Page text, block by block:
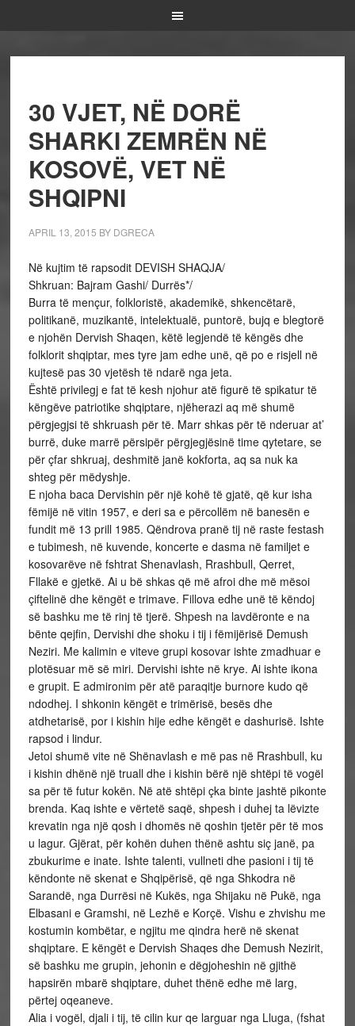
30 VJET, NË DORË
SHARKI ZEMRËN NË
KOSOVË, VET NË
SHQIPNI
APRIL 13, 2015 BY DGRECA
Në kujtim të rapsodit DEVISH SHAQJA/
Shkruan: Bajram Gashi/ Durrës*/
Burra të mençur, folkloristë, akademikë, shkencëtarë,
politikanë, muzikantë, intelektualë, puntorë, bujq e blegtorë
e njohën Dervish Shaqen, këtë legjendë të këngës dhe
folklorit shqiptar, mes tyre jam edhe unë, që po e risjell në
kujtesë pas 30 vjetësh të ndarë nga jeta.
Është privilegj e fat të kesh njohur atë figurë të spikatur të
këngëve patriotike shqiptare, njëherazi aq më shumë
përgjegjsi të shkruash për të. Marr shkas për të nderuar at’
burrë, duke marrë përsipër përgjegjësinë time qytetare, se
për çfar shkruaj, deshmitë janë kokforta, aq sa nuk ka
shteg për mëdyshje.
E njoha baca Dervishin për një kohë të gjatë, që kur isha
fëmijë në vitin 1957, e deri sa e përcollëm në banesën e
fundit më 13 prill 1985. Qëndrova pranë tij në raste festash
e tubimesh, në kuvende, koncerte e dasma në familjet e
kosovarëve në fshtrat Shenavlash, Rrashbull, Qerret,
Fllakë e gjetkë. Ai u bë shkas që më afroi dhe më mësoi
çiftelinë dhe këngët e trimave. Fillova edhe unë të këndoj
së bashku me të rinj të tjerë. Shpesh na lavdëronte e na
bënte qejfin, Dervishi dhe shoku i tij i fëmijërisë Demush
Neziri. Me kalimin e viteve grupi kosovar ishte zmadhuar e
plotësuar më së miri. Dervishi ishte në krye. Ai ishte ikona
e grupit. E admironim për atë paraqitje burnore kudo që
ndodhej. I shkonin këngët e trimërisë, besës dhe
atdhetarisë, por i kishin hije edhe këngët e dashurisë. Ishte
rapsod i lindur.
Jetoi shumë vite në Shënavlash e më pas në Rrashbull, ku
i kishin dhënë një truall dhe i kishin bërë një shtëpi të vogël
sa për të futur kokën. Në atë shtëpi çka binte jashtë pikonte
brenda. Kaq ishte e vërtetë saqë, shpesh i duhej ta lëvizte
krevatin nga një qosh i dhomës në qoshin tjetër për të mos
u lagur. Gjërat, për kohën duhen thënë ashtu siç janë, pa
zbukurime e inate. Ishte talenti, vullneti dhe pasioni i tij të
këndonte në skenat e Shqipërisë, që nga Shkodra në
Sarandë, nga Durrësi në Kukës, nga Shijaku në Pukë, nga
Elbasani e Gramshi, në Lezhë e Korçë. Vishu e zhvishu me
kostumin kombëtar, e ngjitu me qindra herë në skenat
shqiptare. E këngët e Dervish Shaqes dhe Demush Nezirit,
së bashku me grupin, jehonin e dëgjoheshin në gjithë
hapsirën mbarë shqiptare, duhet thënë edhe më larg,
përtej oqeaneve.
Alia i vogël, djali i tij, të cilin kur qe larguar nga Lluga, (fshat